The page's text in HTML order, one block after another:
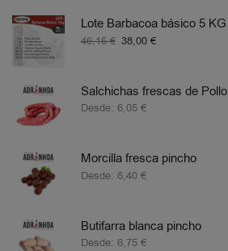
Lote Barbacoa básico 5 KG
46,15€ 38,00 €
Salchichas frescas de Pollo
Desde: 6,05 €
Morcilla fresca pincho
Desde: 6,40 €
Butifarra blanca pincho
Desde: 6,75 €